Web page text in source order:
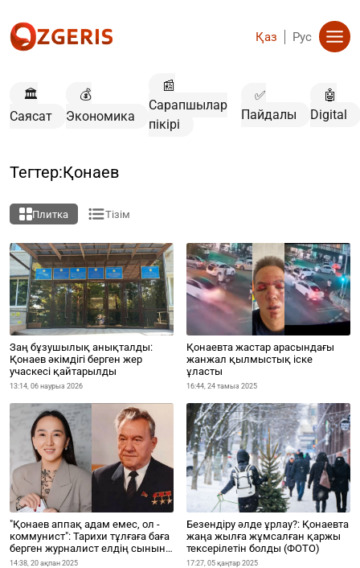
Қаз Рус
🏛️
Саясат
💰
Экономика
📰
Сарапшылар
пікірі
✅
Пайдалы
🤖
Digital
Тегтер:Қонаев
Плитка Тізім
Заң бұзушылық анықталды:
Қонаев әкімдігі берген жер
учаскесі қайтарылды
13:14, 06 наурыз 2026
Қонаевта жастар арасындағы
жанжал қылмыстық іске
ұласты
16:44, 24 тамыз 2025
"Қонаев аппақ адам емес, ол -
коммунист": Тарихи тұлғаға баға
берген журналист елдің сынына
ұшырады (ВИДЕО)
14:38, 20 ақпан 2025
Безендіру әлде ұрлау?: Қонаевта
жаңа жылға жұмсалған қаржы
тексерілетін болды (ФОТО)
17:27, 05 қаңтар 2025